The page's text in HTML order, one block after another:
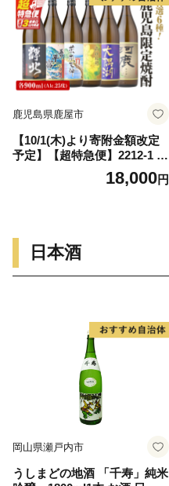
鹿児島県鹿屋市
【10/1(木)より寄附金額改定
予定】【超特急便】2212-1 鹿
児島限定 芋焼酎 飲み比べセ
ット25度 900ml×6本 神川酒
18,000円
日本酒
岡山県瀬戸内市
うしまどの地酒 「千寿」純米